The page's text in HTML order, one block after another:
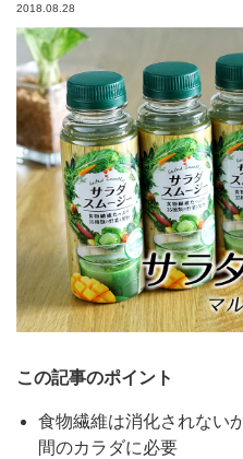
2018.08.28
この記事のポイント
食物繊維は消化されない
間のカラダに必要